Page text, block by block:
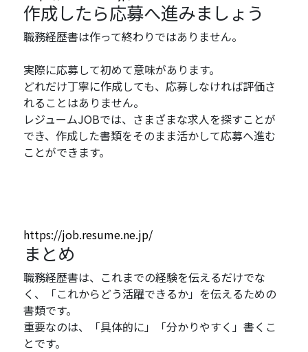
作成したら応募へ進みましょう
職務経歴書は作って終わりではありません。
実際に応募して初めて意味があります。
どれだけ丁寧に作成しても、応募しなければ評価さ
れることはありません。
レジュームJOBでは、さまざまな求人を探すことが
でき、作成した書類をそのまま活かして応募へ進む
ことができます。
https://job.resume.ne.jp/
まとめ
職務経歴書は、これまでの経験を伝えるだけでな
く、「これからどう活躍できるか」を伝えるための
書類です。
重要なのは、「具体的に」「分かりやすく」書くこ
とです。